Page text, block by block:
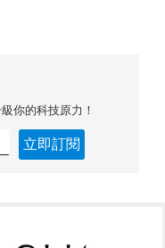
你的科技原力！
立即訂閱